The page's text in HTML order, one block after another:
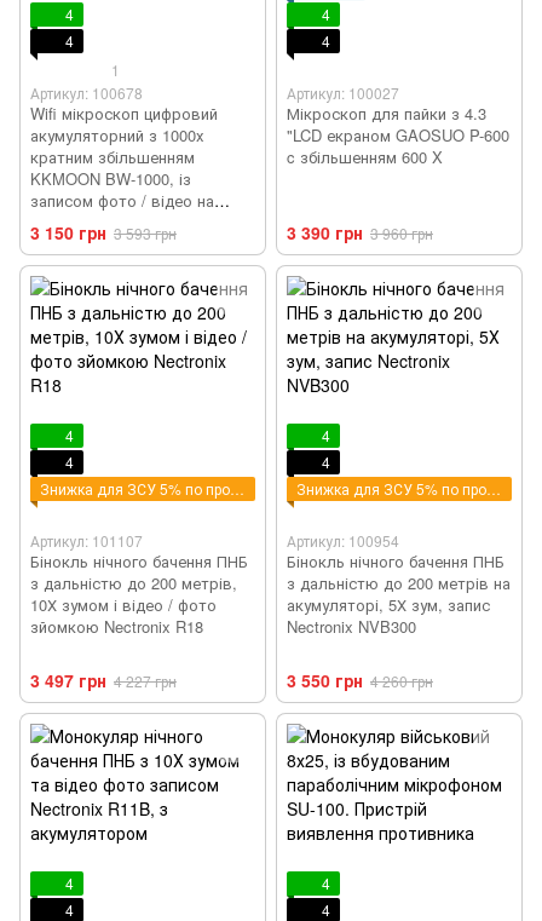
4
4
1
Артикул: 100678
Wifi мікроскоп цифровий
акумуляторний з 1000х
кратним збільшенням
KKMOON BW-1000, із
записом фото / відео на
смартфон
3 150 грн 3 593 грн
4
4
Артикул: 100027
Мікроскоп для пайки з 4.3
"LCD екраном GAOSUO P-600
c збільшенням 600 X
3 390 грн 3 960 грн
4
4
Знижка для ЗСУ 5% по промокоду - ZSU
Артикул: 101107
Бінокль нічного бачення ПНБ
з дальністю до 200 метрів,
10Х зумом і відео / фото
зйомкою Nectronix R18
3 497 грн 4 227 грн
4
4
Знижка для ЗСУ 5% по промокоду - ZSU
Артикул: 100954
Бінокль нічного бачення ПНБ
з дальністю до 200 метрів на
акумуляторі, 5Х зум, запис
Nectronix NVB300
3 550 грн 4 260 грн
4
4
4
4